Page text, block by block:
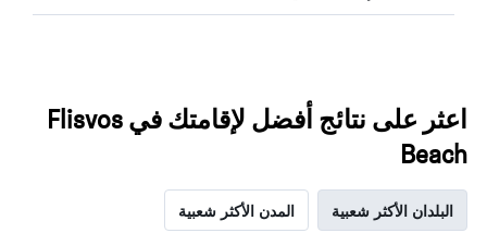
اعثر على نتائج أفضل لإقامتك في Flisvos
Beach
البلدان الأكثر شعبية المدن الأكثر شعبية